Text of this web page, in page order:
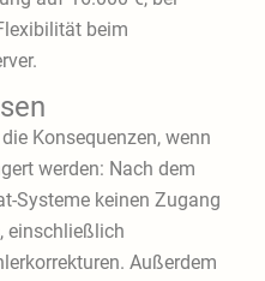
beim
Konsequenzen, wenn
werden: Nach dem
Systeme keinen Zugang
einschließlich
Außerdem